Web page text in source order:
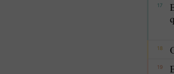
17
18
19